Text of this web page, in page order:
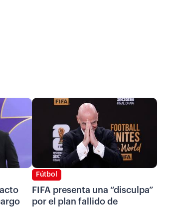
Fútbol
FIFA presenta una “disculpa”
por el plan fallido de